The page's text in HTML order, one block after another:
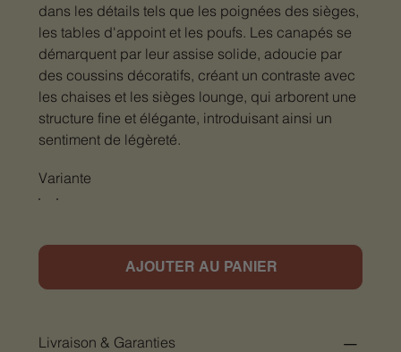
dans les détails tels que les poignées des sièges,
les tables d'appoint et les poufs. Les canapés se
démarquent par leur assise solide, adoucie par
des coussins décoratifs, créant un contraste avec
les chaises et les sièges lounge, qui arborent une
structure fine et élégante, introduisant ainsi un
sentiment de légèreté.
Variante
AJOUTER AU PANIER
Livraison & Garanties